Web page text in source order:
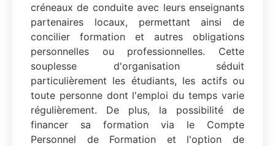
créneaux de conduite avec leurs enseignants
partenaires locaux, permettant ainsi de
concilier formation et autres obligations
personnelles ou professionnelles. Cette
souplesse d'organisation séduit
particulièrement les étudiants, les actifs ou
toute personne dont l'emploi du temps varie
régulièrement. De plus, la possibilité de
financer sa formation via le Compte
Personnel de Formation et l'option de